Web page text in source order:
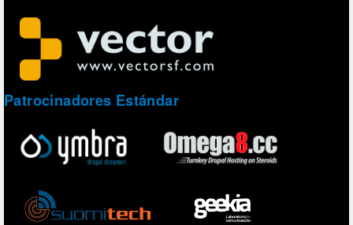
Patrocinadores Estándar